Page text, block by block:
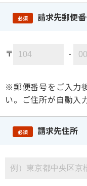
必須 請求先郵便
〒 -
※郵便番号をご入力
い。ご住所が自動入
必須 請求先住所